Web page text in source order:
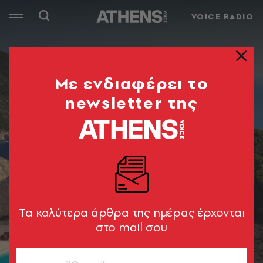
VOICE RADIO
Ναυάγιο, Ζάκυνθος © Unsplash/ Marijn Van Der Marel
Mε ενδιαφέρει το
newsletter της
Tα καλύτερα άρθρα της ημέρας έρχονται
στο mail σου